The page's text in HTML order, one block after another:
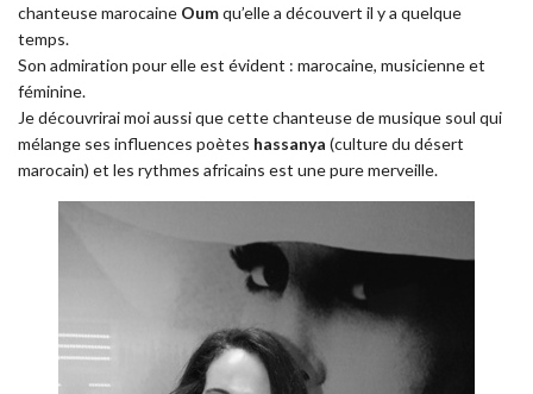
chanteuse marocaine Oumqu’elle a découvert il y a quelque
temps.
Son admiration pour elle est évident : marocaine, musicienne et
féminine.
Je découvrirai moi aussi que cette chanteuse de musique soul qui
mélange ses influences poètes hassanya (culture du désert
marocain) et les rythmes africains est une pure merveille.